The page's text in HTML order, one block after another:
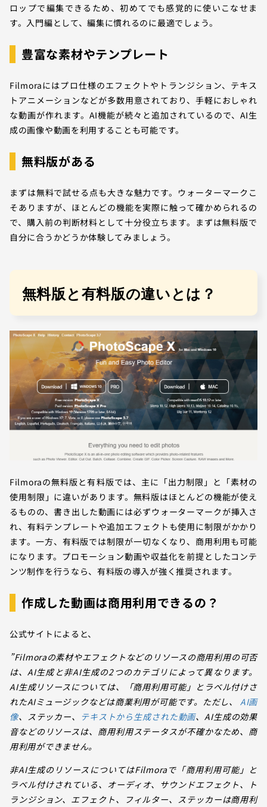
ロップで編集できるため、初めてでも感覚的に使いこなせま
す。入門編として、編集に慣れるのに最適でしょう。
豊富な素材やテンプレート
Filmoraにはプロ仕様のエフェクトやトランジション、テキス
トアニメーションなどが多数用意されており、手軽におしゃれ
な動画が作れます。AI機能が続々と追加されているので、AI生
成の画像や動画を利用することも可能です。
無料版がある
まずは無料で試せる点も大きな魅力です。ウォーターマークこ
そありますが、ほとんどの機能を実際に触って確かめられるの
で、購入前の判断材料として十分役立ちます。まずは無料版で
自分に合うかどうか体験してみましょう。
無料版と有料版の違いとは？
Filmoraの無料版と有料版では、主に「出力制限」と「素材の
使用制限」に違いがあります。無料版はほとんどの機能が使え
るものの、書き出した動画には必ずウォーターマークが挿入さ
れ、有料テンプレートや追加エフェクトも使用に制限がかかり
ます。一方、有料版では制限が一切なくなり、商用利用も可能
になります。プロモーション動画や収益化を前提としたコンテ
ンツ制作を行うなら、有料版の導入が強く推奨されます。
作成した動画は商用利用できるの？
公式サイトによると、
”Filmoraの素材やエフェクトなどのリソースの商用利用の可否
は、AI生成と非AI生成の2つのカテゴリによって異なります。
AI生成リソースについては、「商用利用可能」とラベル付けさ
れたAIミュージックなどは商業利用が可能です。ただし、 AI画
像、ステッカー、 テキストから生成された動画、AI生成の効果
音などのリソースは、商用利用ステータスが不確かなため、商
用利用ができません。
非AI生成のリソースについてはFilmoraで「商用利用可能」と
ラベル付けされている、オーディオ、サウンドエフェクト、ト
ランジション、エフェクト、フィルター、ステッカーは商用利